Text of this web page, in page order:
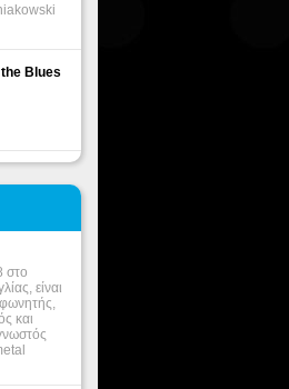
Blues
στο
είναι
και